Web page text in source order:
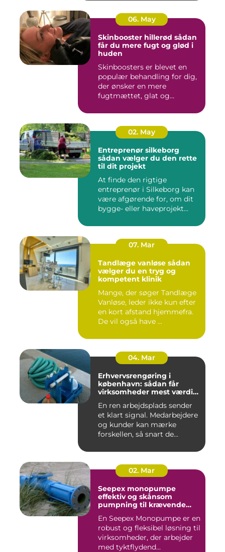
06. May
Skinbooster hillerød sådan
får du mere fugt og glød i
huden
Skinboosters er blevet en
populær behandling for dig,
der ønsker en mere
fugtmættet, glat og
02. May
Entreprenør silkeborg
sådan vælger du den rette
til dit projekt
At finde den rigtige
entreprenør i Silkeborg kan
være afgørende for, om dit
bygge- eller haveprojekt...
07. Mar
Tandlæge vanløse sådan
vælger du en tryg og
kompetent klinik
Mange, der søger Tandlæge
Vanløse, leder ikke kun efter
en kort afstand hjemmefra.
De vil også have ...
04. Mar
Erhvervsrengøring i
københavn: sådan får
virksomheder mest værdi
En ren arbejdsplads sender
et klart signal. Medarbejdere
og kunder kan mærke
forskellen, så snart de...
02. Mar
Seepex monopumpe
effektiv og skånsom
pumpning til krævende
En Seepex Monopumpe er en
robust og fleksibel løsning til
virksomheder, der arbejder
med tyktflydend...